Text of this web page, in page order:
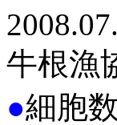
牛根漁
●細胞